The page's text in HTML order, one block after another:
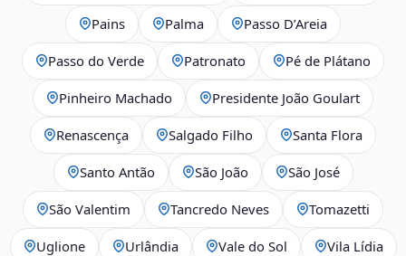
Pains Palma Passo D’Areia
Passo do Verde Patronato Pé de Plátano
Pinheiro Machado Presidente João Goulart
Renascença Salgado Filho Santa Flora
Santo Antão São João São José
São Valentim Tancredo Neves Tomazetti
Uglione Urlândia Vale do Sol Vila Lídia